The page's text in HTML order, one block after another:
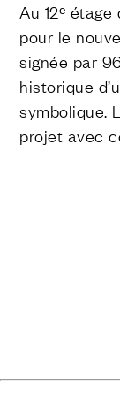
Au 12ᵉ
pour le
signée par
historique
symbolique.
projet avec